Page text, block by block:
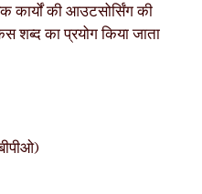
कार्यों की आउटसोर्सिंग की
शब्द का प्रयोग किया जाता